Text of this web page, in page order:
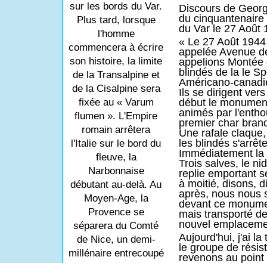
sur les bords du Var.
Plus tard, lorsque
l'homme
commencera à écrire
son histoire, la limite
de la Transalpine et
de la Cisalpine sera
fixée au « Varum
flumen ». L'Empire
romain arrêtera
l'Italie sur le bord du
fleuve, la
Narbonnaise
débutant au-delà. Au
Moyen-Age, la
Provence se
séparera du Comté
de Nice, un demi-
millénaire entrecoupé
Discours de
du
du Var le 27 Août
« Le 27 Août
appelée Avenue
appelions
blindés de la le
Américano-
Ils se dirigent
début le
animés par
premier char
Une rafale
les blindés
Immédiatement
Trois salves, le
replie emportant
à moitié, disons,
après, nous nous
devant ce
mais transporté
nouvel
Aujourd'hui, j'ai la
le groupe de
revenons au